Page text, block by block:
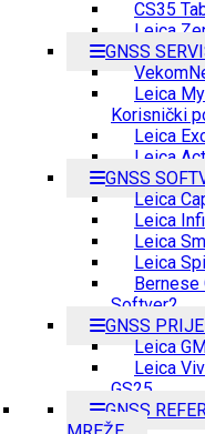
CS35
Leica
GNSS
Leica
Korisnički
Leica
Leica
GNSS
Leica
Leica
Leica
Leica
Bernese
Softver2
GNSS
Leica
Leica
GS25
GNSS